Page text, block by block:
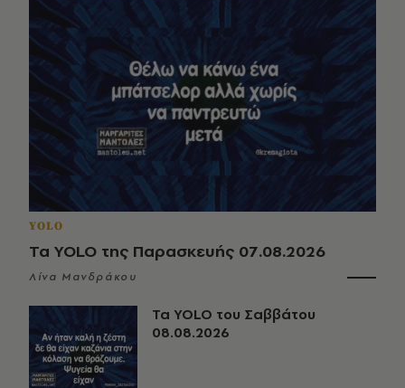
YOLO
Τα YOLO της Παρασκευής 07.08.2026
Λίνα Μανδράκου
Τα YOLO του Σαββάτου
08.08.2026